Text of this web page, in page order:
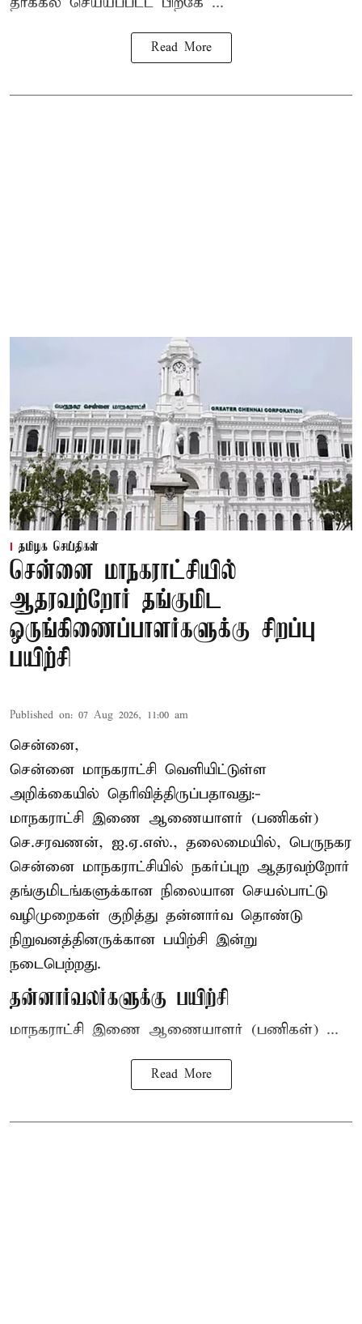
Read More
தமிழக செய்திகள்
சென்னை மாநகராட்சியில்
ஆதரவற்றோர் தங்குமிட
ஒருங்கிணைப்பாளர்களுக்கு சிறப்பு
பயிற்சி
Published on: 07 Aug 2026, 11:00 am
சென்னை,
சென்னை மாநகராட்சி வெளியிட்டுள்ள
அறிக்கையில் தெரிவித்திருப்பதாவது:-
மாநகராட்சி இணை ஆணையாளர் (பணிகள்)
செ.சரவணன், ஐ.ஏ.எஸ்., தலைமையில், பெருநகர
சென்னை மாநகராட்சியில் நகர்ப்புற ஆதரவற்றோர்
தங்குமிடங்களுக்கான நிலையான செயல்பாட்டு
வழிமுறைகள் குறித்து தன்னார்வ தொண்டு
நிறுவனத்தினருக்கான பயிற்சி இன்று
நடைபெற்றது.
தன்னார்வலர்களுக்கு பயிற்சி
மாநகராட்சி இணை ஆணையாளர் (பணிகள்) ...
Read More